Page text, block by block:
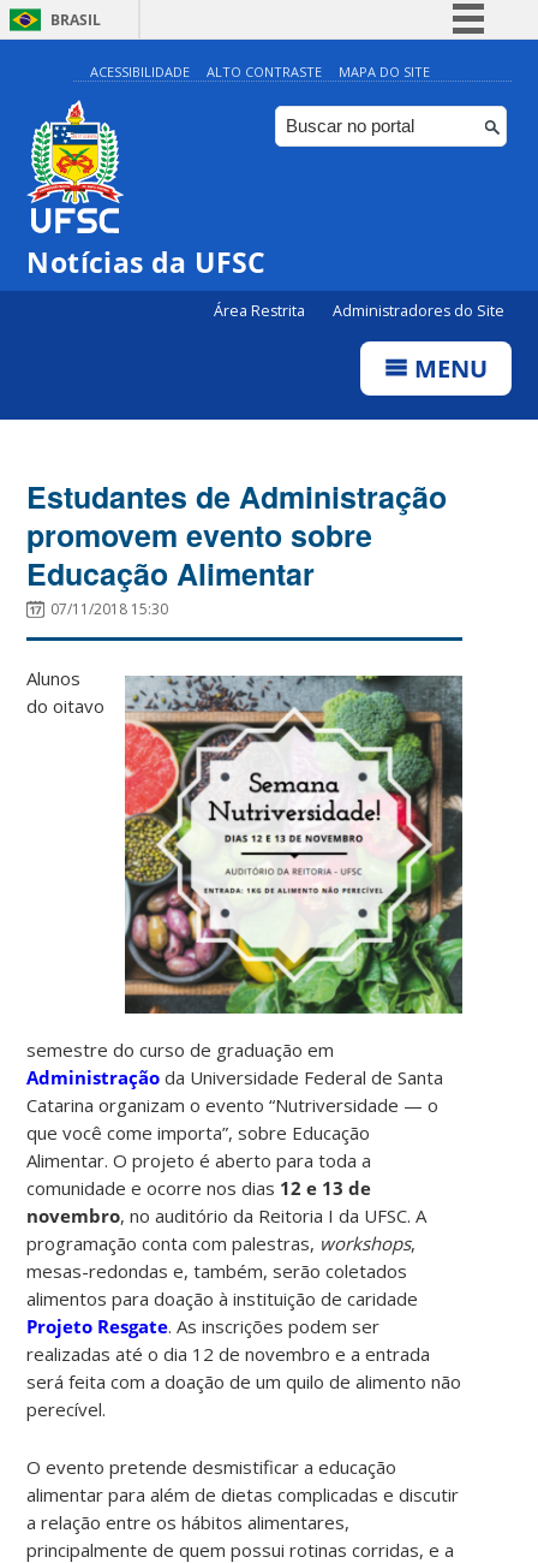
BRASIL
Simplifique!
Comunica BR
Participe
ACESSIBILIDADE ALTO CONTRASTE MAPA DO SITE
Notícias da UFSC
Área Restrita Administradores do Site
MENU
Estudantes de Administração
promovem evento sobre
Educação Alimentar
07/11/2018 15:30
Alunos
do oitavo
semestre do curso de graduação em
Administraçãoda Universidade Federal de Santa
Catarina organizam o evento “Nutriversidade — o
que você come importa”, sobre Educação
Alimentar. O projeto é aberto para toda a
comunidade e ocorre nos dias 12 e 13 de
novembro, no auditório da Reitoria I da UFSC. A
programação conta com palestras, workshops,
mesas-redondas e, também, serão coletados
alimentos para doação à instituição de caridade
Projeto Resgate. As inscrições podem ser
realizadas até o dia 12 de novembro e a entrada
será feita com a doação de um quilo de alimento não
perecível.
O evento pretende desmistificar a educação
alimentar para além de dietas complicadas e discutir
a relação entre os hábitos alimentares,
principalmente de quem possui rotinas corridas, e a